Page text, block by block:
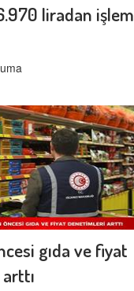
liradan işlem
gıda ve fiyat